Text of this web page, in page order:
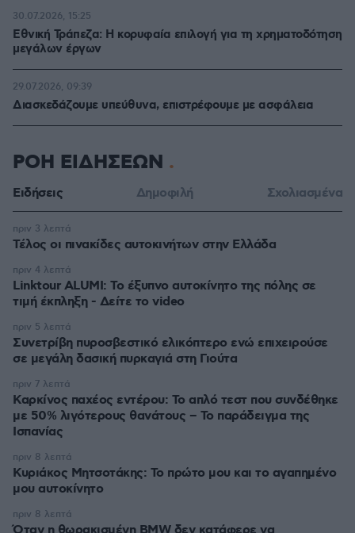
Εθνική Τράπεζα: Η κορυφαία επιλογή για τη χρηματοδότηση
μεγάλων έργων
30.07.2026, 15:25
Διασκεδάζουμε υπεύθυνα, επιστρέφουμε με ασφάλεια
29.07.2026, 09:39
ΡΟΗ ΕΙΔΗΣΕΩΝ
Ειδήσεις Δημοφιλή Σχολιασμένα
Τέλος οι πινακίδες αυτοκινήτων στην Ελλάδα
πριν 3 λεπτά
Linktour ALUMI: Το έξυπνο αυτοκίνητο της πόλης σε
τιμή έκπληξη - Δείτε το video
πριν 4 λεπτά
Συνετρίβη πυροσβεστικό ελικόπτερο ενώ επιχειρούσε
σε μεγάλη δασική πυρκαγιά στη Γιούτα
πριν 5 λεπτά
Καρκίνος παχέος εντέρου: Το απλό τεστ που συνδέθηκε
με 50% λιγότερους θανάτους – Το παράδειγμα της
Ισπανίας
πριν 7 λεπτά
Κυριάκος Μητσοτάκης: Το πρώτο μου και το αγαπημένο
μου αυτοκίνητο
πριν 8 λεπτά
πριν 8 λεπτά